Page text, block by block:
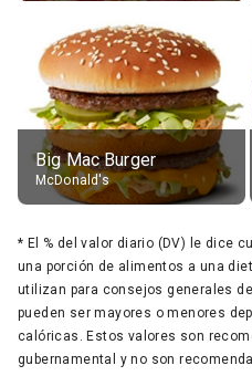
Big Mac Burger
McDonald's
* El % del valor diario (DV) le dice
una porción de alimentos a una
utilizan para consejos generales
pueden ser mayores o menores
calóricas. Estos valores son
gubernamental y no son